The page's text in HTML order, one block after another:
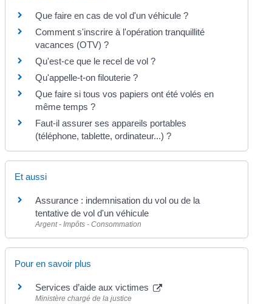
Que faire en cas de vol d'un véhicule ?
Comment s'inscrire à l'opération tranquillité
vacances (OTV) ?
Qu'est-ce que le recel de vol ?
Qu'appelle-t-on filouterie ?
Que faire si tous vos papiers ont été volés en
même temps ?
Faut-il assurer ses appareils portables
(téléphone, tablette, ordinateur...) ?
Et aussi
Assurance : indemnisation du vol ou de la
tentative de vol d'un véhicule
Argent - Impôts - Consommation
Pour en savoir plus
Services d’aide aux victimes
Ministère chargé de la justice